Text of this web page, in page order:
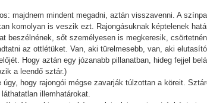
majdnem mindent megadni, aztán visszavenni. A
komolyan is veszik ezt. Rajongásuknak képtelenek
beszélnének, sőt személyesen is megkeresik,
az ottlétüket. Van, aki türelmesebb, van, aki
Hogy aztán egy józanabb pillanatban, hideg fejjel
a leendő sztár.)
hogy rajongói mégse zavarják túlzottan a köreit.
illemhatárokat.